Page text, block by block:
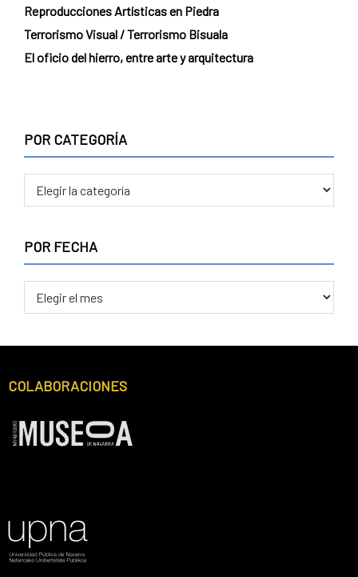
Reproducciones Artísticas en Piedra
Terrorismo Visual / Terrorismo Bisuala
El oficio del hierro, entre arte y arquitectura
POR CATEGORÍA
CATEGORÍA
POR FECHA
FECHA
Footer
COLABORACIONES